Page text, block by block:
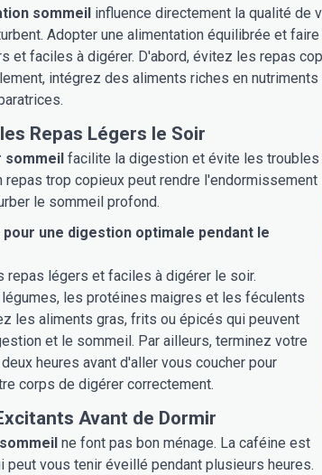
sommeil influence directement la qualité de
Adopter une alimentation équilibrée et
et faciles à digérer. D'abord, évitez les repas
intégrez des aliments riches en
Repas Légers le Soir
sommeil facilite la digestion et évite les troubles
repas trop copieux peut rendre l'endormissement
le sommeil profond.
une digestion optimale pendant le
repas légers et faciles à digérer le soir.
les protéines maigres et les féculents
les aliments gras, frits ou épicés qui peuvent
et le sommeil. Par ailleurs, terminez votre
heures avant d'aller vous coucher pour
corps de digérer correctement.
Avant de Dormir
ne font pas bon ménage. La caféine est
peut vous tenir éveillé pendant plusieurs heures.